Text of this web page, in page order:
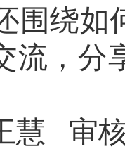
围绕如
流，分
慧 审